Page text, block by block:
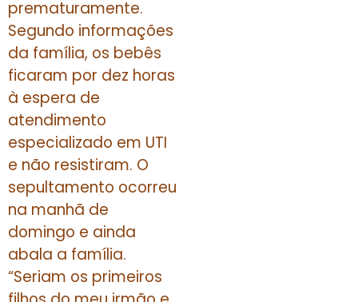
prematuramente.
Segundo informações
da família, os bebês
ficaram por dez horas
à espera de
atendimento
especializado em UTI
e não resistiram. O
sepultamento ocorreu
na manhã de
domingo e ainda
abala a família.
“Seriam os primeiros